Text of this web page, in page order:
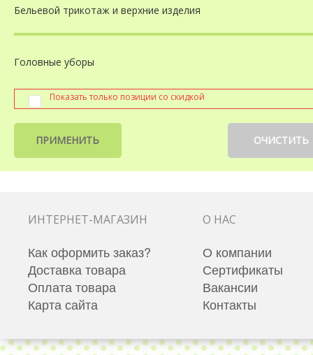
Бельевой трикотаж и верхние изделия
Головные уборы
Показать только позиции со скидкой
ПРИМЕНИТЬ ОЧИСТИТЬ
ИНТЕРНЕТ-МАГАЗИН
Как оформить заказ?
Доставка товара
Оплата товара
Карта сайта
О НАС
О компании
Сертификаты
Вакансии
Контакты